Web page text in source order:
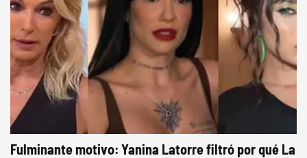
Fulminante motivo: Yanina Latorre filtró por qué La